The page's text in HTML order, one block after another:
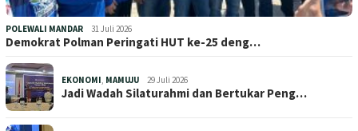
POLEWALI MANDAR 31 Juli 2026
Demokrat Polman Peringati HUT ke-25 deng…
EKONOMI, MAMUJU 29 Juli 2026
Jadi Wadah Silaturahmi dan Bertukar Peng…